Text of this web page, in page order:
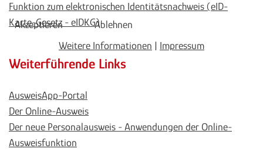
Funktion zum elektronischen Identitätsnachweis (eID-
Karte-Gesetz - eIDKG)
Weiterführende Links
AusweisApp-Portal
Der Online-Ausweis
Der neue Personalausweis - Anwendungen der Online-
Ausweisfunktion
Akzeptieren
Ablehnen
Weitere Informationen | Impressum